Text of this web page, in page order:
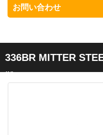
お問い合わせ
336BR MITTER